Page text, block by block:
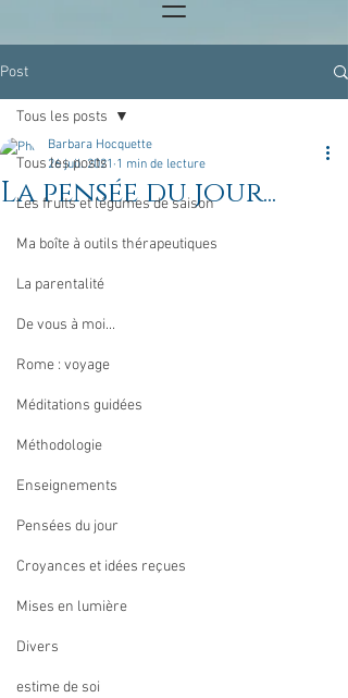
Post
Tous les posts
Les fruits et légumes de saison
Ma boîte à outils thérapeutiques
La parentalité
De vous à moi...
Rome : voyage
Méditations guidées
Méthodologie
Enseignements
Pensées du jour
Croyances et idées reçues
Mises en lumière
Divers
estime de soi
Tous les posts
La pensée du jour...
Barbara Hocquette
26 juil. 2021 1 min de lecture